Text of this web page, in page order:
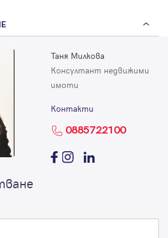
Таня Милкова
Консултант недвижими
имоти
Контакти
0885722100